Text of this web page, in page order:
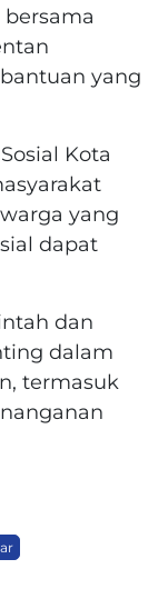
yang
Kota
yang
dapat
dan
dalam
termasuk